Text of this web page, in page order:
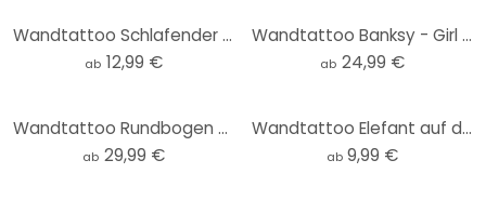
Wandtattoo Schlafender Mond
ab 12,99 €
Wandtattoo Banksy - Girl with red balloon - Rund
ab 24,99 €
Wandtattoo Rundbogen Wandpaneel Meerestiere tief im Ozean - Oliver Robins - breit
ab 29,99 €
Wandtattoo Elefant auf dem Roller
ab 9,99 €